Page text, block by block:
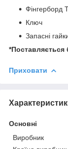
Фінгерборд
Ключ
Запасні
*Поставляється
Приховати
Основні
Виробник